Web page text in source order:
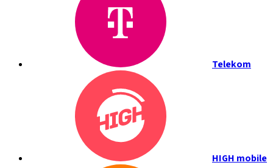
Telekom
HIGH mobile